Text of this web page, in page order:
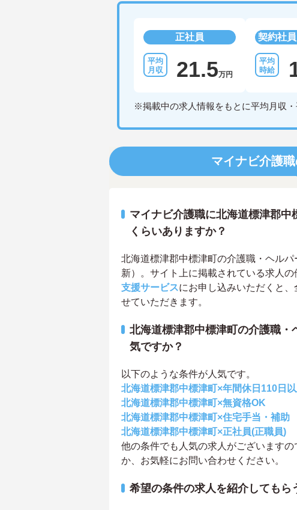
正社員
21.5万円
契約社
※掲載中の求人情報をもとに平均月収
マイナビ介護
マイナビ介護職に北海道標津郡
くらいありますか？
北海道標津郡中標津町の介護職・ヘル
新）。サイト上に掲載されている求人の
支援サービスにお申し込みいただくと
せていただきます。
北海道標津郡中標津町の介護職・
気ですか？
以下のような条件が人気です。
北海道標津郡中標津町×年間休日110日
北海道標津郡中標津町×無資格OK
北海道標津郡中標津町×住宅手当・補助
北海道標津郡中標津町×正社員(正職員)
他の条件でも人気の求人がございます
か、お気軽にお問い合わせください。
希望の条件の求人を紹介してもら